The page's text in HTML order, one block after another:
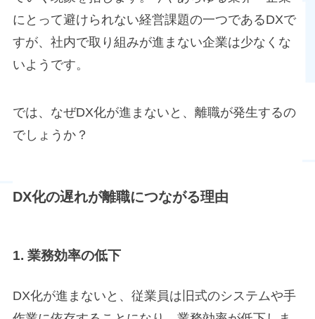
にとって避けられない経営課題の一つであるDXで
すが、社内で取り組みが進まない企業は少なくな
いようです。
では、なぜDX化が進まないと、離職が発生するの
でしょうか？
DX化の遅れが離職につながる理由
1. 業務効率の低下
DX化が進まないと、従業員は旧式のシステムや手